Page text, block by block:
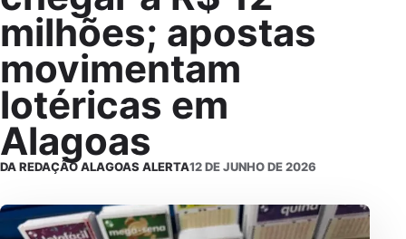
milhões; apostas
movimentam
lotéricas em
Alagoas
DA REDAÇÃO ALAGOAS ALERTA12 DE JUNHO DE 2026